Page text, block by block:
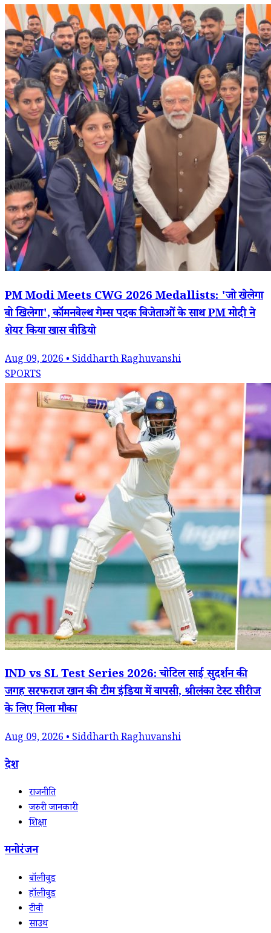
PM Modi Meets CWG 2026 Medallists: 'जो खेलेगा
वो खिलेगा', कॉमनवेल्थ गेम्स पदक विजेताओं के साथ PM मोदी ने
शेयर किया खास वीडियो
Aug 09, 2026 • Siddharth Raghuvanshi
SPORTS
IND vs SL Test Series 2026: चोटिल साई सुदर्शन की
जगह सरफराज खान की टीम इंडिया में वापसी, श्रीलंका टेस्ट सीरीज
के लिए मिला मौका
Aug 09, 2026 • Siddharth Raghuvanshi
देश
राजनीति
जरुरी जानकारी
शिक्षा
मनोरंजन
बॉलीवुड
हॉलीवुड
टीवी
साउथ